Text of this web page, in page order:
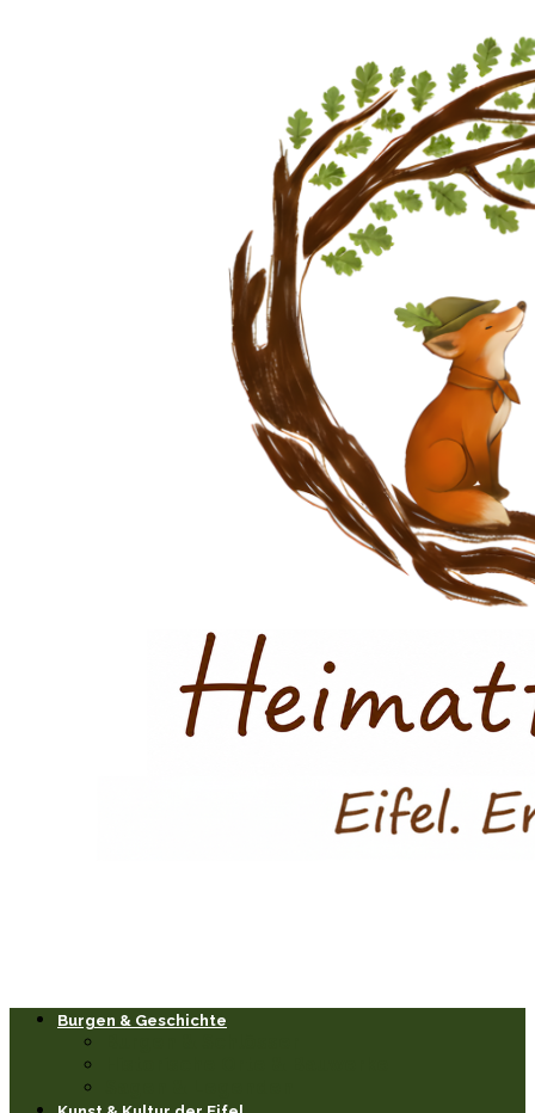
Burgen & Geschichte